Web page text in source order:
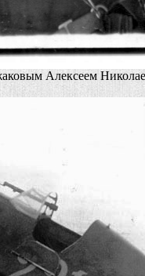
Алексеем